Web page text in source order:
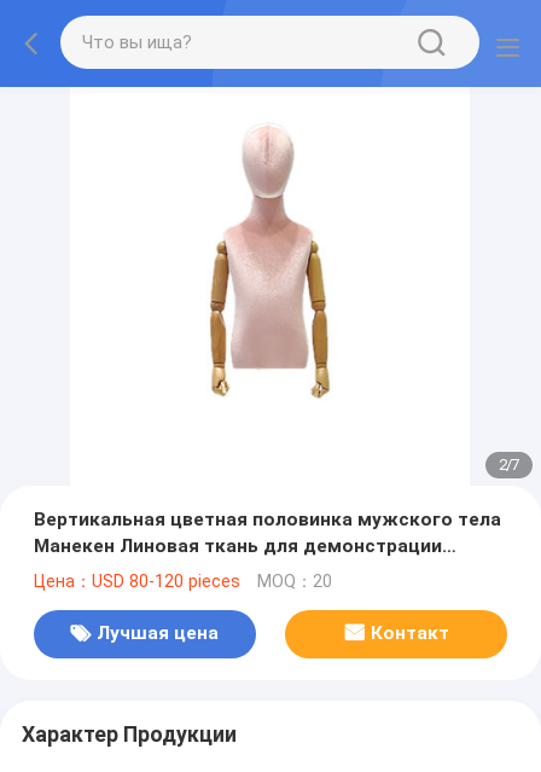
2/7
Вертикальная цветная половинка мужского тела
Манекен Линовая ткань для демонстрации
одежды
Цена：USD 80-120 pieces MOQ：20
Лучшая цена Контакт
Характер Продукции